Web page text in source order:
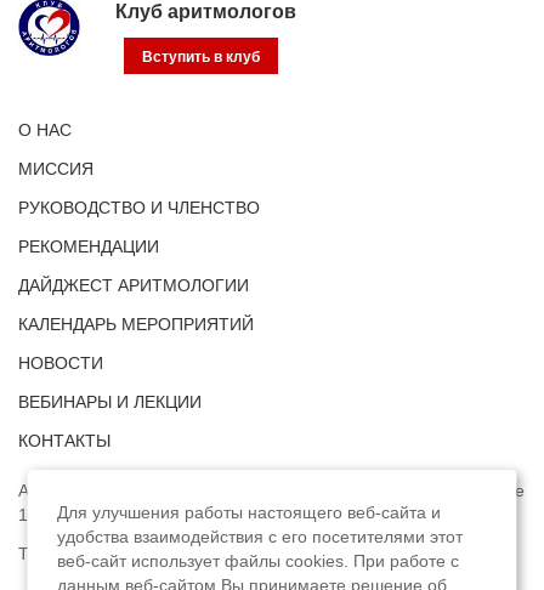
Клуб аритмологов
Вступить в клуб
О НАС
МИССИЯ
РУКОВОДСТВО И ЧЛЕНСТВО
РЕКОМЕНДАЦИИ
ДАЙДЖЕСТ АРИТМОЛОГИИ
КАЛЕНДАРЬ МЕРОПРИЯТИЙ
НОВОСТИ
ВЕБИНАРЫ И ЛЕКЦИИ
КОНТАКТЫ
Адрес: г. Москва, ул. Профсоюзная, д. 93А, этаж 4, помещение
1, комната 32.
Телефон:
8 (8422) 33-15-88
Для улучшения работы настоящего веб-сайта и
удобства взаимодействия с его посетителями этот
веб-сайт использует файлы cookies. При работе с
данным веб-сайтом Вы принимаете решение об